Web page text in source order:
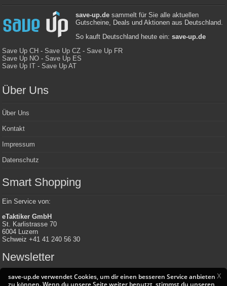
X
save-up.de verwendet Cookies, um dir einen besseren Service anbieten
zu können. Wenn du unsere Seite weiter benutzt, stimmst du unseren
save-up.desammelt für Sie alle aktuellen
Gutscheine, Deals und Aktionen aus Deutschland.
So kauft Deutschland heute ein: save-up.de
Save Up CH -Save Up CZ -Save Up FR
Save Up NO -Save Up ES
Save Up IT -Save Up AT
Über Uns
Über Uns
Kontakt
Impressum
Datenschutz
Smart Shopping
Ein Service von:
eTaktiker GmbH
St. Karlistrasse 70
6004 Luzern
Schweiz +41 41 240 56 30
Newsletter